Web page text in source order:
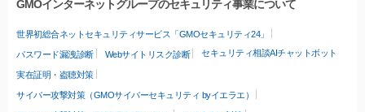
GMOインターネットグループのセキュリティ事業について
世界初総合ネットセキュリティサービス「GMOセキュリティ24」
パスワード漏洩診断 Webサイトリスク診断 セキュリティ相談AIチャットボット
実在証明・盗聴対策
サイバー攻撃対策（GMOサイバーセキュリティ byイエラエ）